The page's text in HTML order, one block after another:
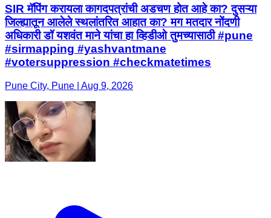
SIR मॅपिंग करायला कागदपत्रांची अडचण होत आहे का? दुसऱ्या
जिल्ह्यातून आलेले स्थलांतरित आहात का? मग मतदार नोंदणी
अधिकारी डॉ यशवंत माने यांचा हा व्हिडीओ तुमच्यासाठी #pune
#sirmapping #yashvantmane
#votersuppression #checkmatetimes
Pune City, Pune | Aug 9, 2026